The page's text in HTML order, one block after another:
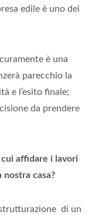
edile è uno dei
è una
parecchio la
e l’esito finale;
da prendere
affidare i lavori
casa?
di un